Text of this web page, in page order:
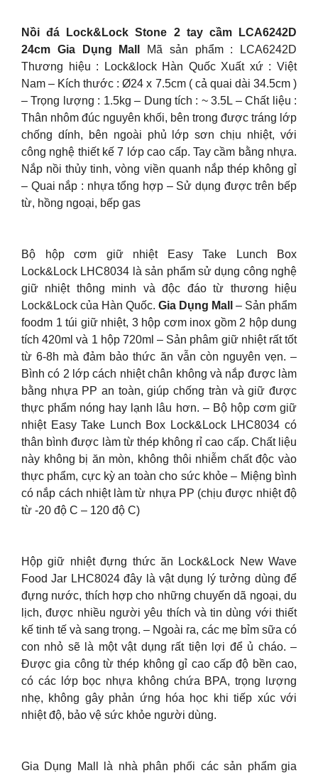
Nồi đá Lock&Lock Stone 2 tay cầm LCA6242D
24cm Gia Dụng Mall
Mã sản phẩm : LCA6242D
Thương hiệu : Lock&lock Hàn Quốc Xuất xứ : Việt
Nam – Kích thước : Ø24 x 7.5cm ( cả quai dài 34.5cm )
– Trọng lượng : 1.5kg – Dung tích : ~ 3.5L – Chất liệu :
Thân nhôm đúc nguyên khối, bên trong được tráng lớp
chống dính, bên ngoài phủ lớp sơn chịu nhiệt, với
công nghệ thiết kế 7 lớp cao cấp. Tay cầm bằng nhựa.
Nắp nồi thủy tinh, vòng viền quanh nắp thép không gỉ
– Quai nắp : nhựa tổng hợp – Sử dụng được trên bếp
từ, hồng ngoại, bếp gas
Bộ hộp cơm giữ nhiệt Easy Take Lunch Box
Lock&Lock LHC8034 là sản phẩm sử dụng công nghệ
giữ nhiệt thông minh và độc đáo từ thương hiệu
Lock&Lock của Hàn Quốc. Gia Dụng Mall
– Sản phẩm
foodm 1 túi giữ nhiệt, 3 hộp cơm inox gồm 2 hộp dung
tích 420ml và 1 hộp 720ml – Sản phâm giữ nhiệt rất tốt
từ 6-8h mà đảm bảo thức ăn vẫn còn nguyên vẹn. –
Bình có 2 lớp cách nhiệt chân không và nắp được làm
bằng nhựa PP an toàn, giúp chống tràn và giữ được
thực phẩm nóng hay lạnh lâu hơn. – Bộ hộp cơm giữ
nhiệt Easy Take Lunch Box Lock&Lock LHC8034 có
thân bình được làm từ thép không rỉ cao cấp. Chất liệu
này không bị ăn mòn, không thôi nhiễm chất độc vào
thực phẩm, cực kỳ an toàn cho sức khỏe – Miệng bình
có nắp cách nhiệt làm từ nhựa PP (chịu được nhiệt độ
từ -20 độ C – 120 độ C)
Hộp giữ nhiệt đựng thức ăn Lock&Lock New Wave
Food Jar LHC8024 đây là vật dụng lý tưởng dùng để
đựng nước, thích hợp cho những chuyến dã ngoại, du
lịch, được nhiều người yêu thích và tin dùng với thiết
kế tinh tế và sang trọng. – Ngoài ra, các mẹ bỉm sữa có
con nhỏ sẽ là một vật dụng rất tiện lợi để ủ cháo. –
Được gia công từ thép không gỉ cao cấp độ bền cao,
có các lớp bọc nhựa không chứa BPA, trọng lượng
nhẹ, không gây phản ứng hóa học khi tiếp xúc với
nhiệt độ, bảo vệ sức khỏe người dùng.
Gia Dụng Mall là nhà phân phối các sản phẩm gia